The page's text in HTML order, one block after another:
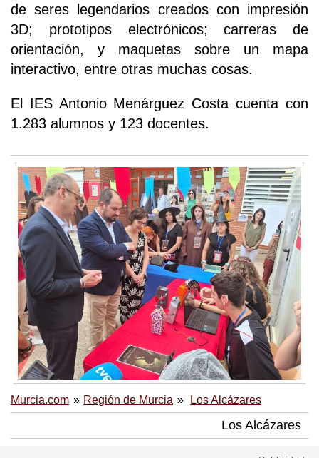
de seres legendarios creados con impresión
3D; prototipos electrónicos; carreras de
orientación, y maquetas sobre un mapa
interactivo, entre otras muchas cosas.
El IES Antonio Menárguez Costa cuenta con
1.283 alumnos y 123 docentes.
Murcia.com Región de Murcia Los Alcázares
Los Alcázares